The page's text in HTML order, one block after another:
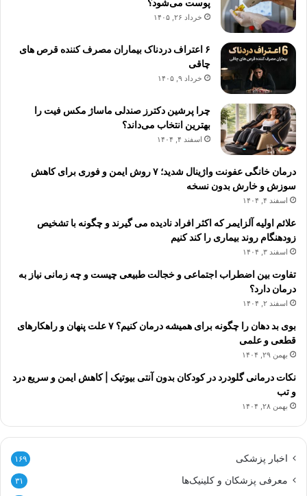
پوست می‌شود؟
خرداد ۲۶, ۱۴۰۵
۶ اعتراف دردناک بیماران مصرف کننده قرص های
چاقی
خرداد ۹, ۱۴۰۵
چرا پرشین دکترز صندلی ماساژ مکس فیت را
بهترین انتخاب می‌داند؟
اسفند ۴, ۱۴۰۴
درمان خانگی عفونت واژینال شدید؛ ۷ روش ایمن و فوری برای کاهش
سوزش و خارش بدون نسخه
اسفند ۴, ۱۴۰۴
علائم اولیه آلزایمر که اکثر افراد نادیده می گیرند و چگونه با تشخیص
زودهنگام روند بیماری را کند کنیم
اسفند ۳, ۱۴۰۴
تفاوت بین اضطراب اجتماعی و خجالت طبیعی چیست و چه زمانی نیاز به
درمان دارد؟
اسفند ۲, ۱۴۰۴
بوی بد دهان را چگونه برای همیشه درمان کنیم؟ ۷ علت پنهان و راهکارهای
قطعی و علمی
بهمن ۲۹, ۱۴۰۴
نکات درمانی گلودرد در کودکان بدون آنتی بیوتیک | کاهش ایمن و سریع درد
و تب
بهمن ۲۸, ۱۴۰۴
اخبار پزشکی ۱۶۹
معرفی پزشکان و کلینیک‌ها ۳۱